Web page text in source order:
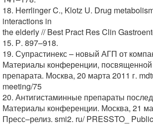
18. Herrlinger C., Klotz U. Drug
interactions in
the elderly // Best Pract Res Clin
15. Р. 897–918.
19. Супрастинекс – новый АГП от
Материалы конференции,
препарата. Москва, 20 марта 2011 г.
meeting/75
20. Антигистаминные препараты
Материалы конференции. Москва, 21
Пресс–релиз. smi2. ru/ PRESSTO_